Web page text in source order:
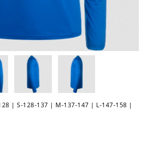
| S-128-137 | M-137-147 | L-147-158 |